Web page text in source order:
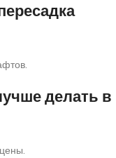
делать в